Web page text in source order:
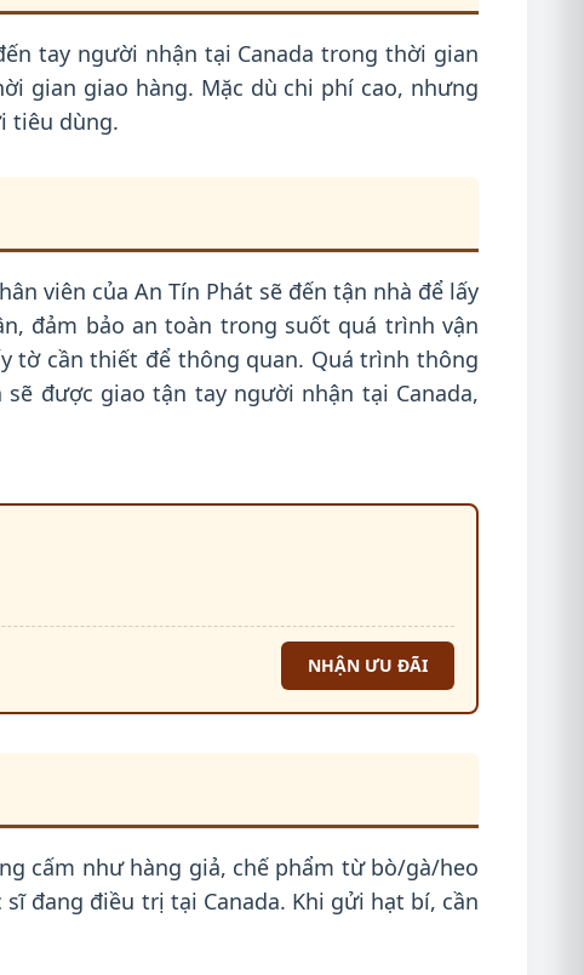
tay người nhận tại Canada trong thời gian
gian giao hàng. Mặc dù chi phí cao, nhưng
tiêu dùng.
viên của An Tín Phát sẽ đến tận nhà để lấy
đảm bảo an toàn trong suốt quá trình vận
tờ cần thiết để thông quan. Quá trình thông
được giao tận tay người nhận tại Canada,
NHẬN ƯU ĐÃI
cấm như hàng giả, chế phẩm từ bò/gà/heo
đang điều trị tại Canada. Khi gửi hạt bí, cần